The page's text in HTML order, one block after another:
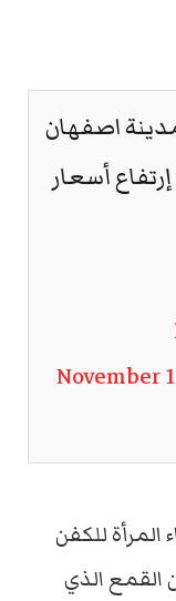
اصفهان
أسعار
November
المرأة للكفن
الذي